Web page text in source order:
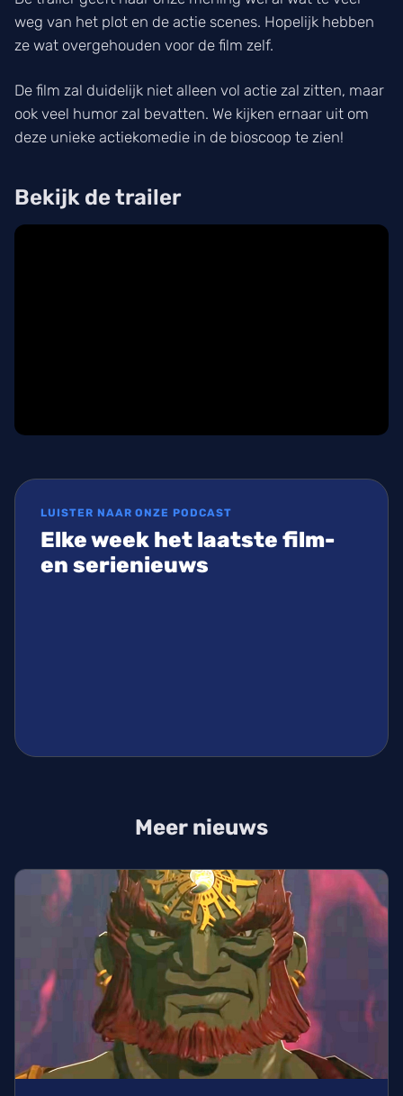
weg van het plot en de actie scenes. Hopelijk hebben
ze wat overgehouden voor de film zelf.
De film zal duidelijk niet alleen vol actie zal zitten, maar
ook veel humor zal bevatten. We kijken ernaar uit om
deze unieke actiekomedie in de bioscoop te zien!
Bekijk de trailer
LUISTER NAAR ONZE PODCAST
Elke week het laatste film-
en serienieuws
Meer nieuws